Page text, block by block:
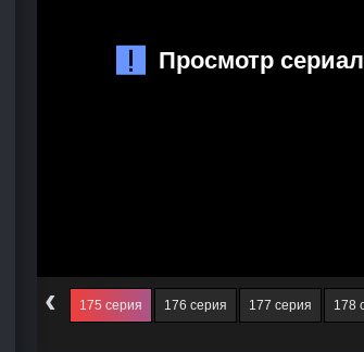
‹
174 серия 175 серия 176 серия 177 серия 178